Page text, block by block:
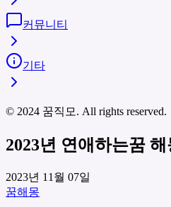
커뮤니티
기타
© 2024 꿈직모. All rights reserved.
2023년 연애하는꿈 해
2023년 11월 07일
꿈해몽